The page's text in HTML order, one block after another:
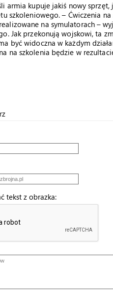
armia kupuje jakiś nowy
szkoleniowego. – Ćwiczenia
na symulatorach –
Jak przekonują wojskowi, ta
być widoczna w każdym
na szkolenia będzie w
tekst z obrazka: